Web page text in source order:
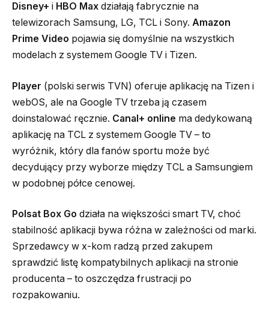
Disney+ i HBO Max działają fabrycznie na
telewizorach Samsung, LG, TCL i Sony. Amazon
Prime Video pojawia się domyślnie na wszystkich
modelach z systemem Google TV i Tizen.
Player (polski serwis TVN) oferuje aplikację na Tizen i
webOS, ale na Google TV trzeba ją czasem
doinstalować ręcznie. Canal+ online ma dedykowaną
aplikację na TCL z systemem Google TV – to
wyróżnik, który dla fanów sportu może być
decydujący przy wyborze między TCL a Samsungiem
w podobnej półce cenowej.
Polsat Box Go działa na większości smart TV, choć
stabilność aplikacji bywa różna w zależności od marki.
Sprzedawcy w x-kom radzą przed zakupem
sprawdzić listę kompatybilnych aplikacji na stronie
producenta – to oszczędza frustracji po
rozpakowaniu.